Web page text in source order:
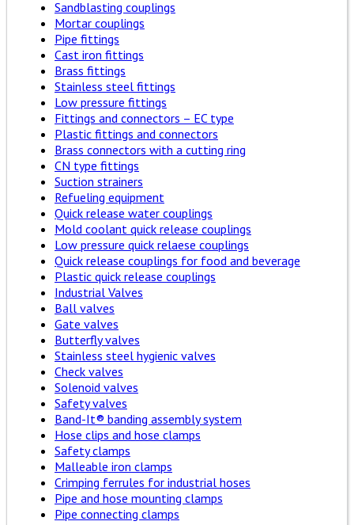
Sandblasting couplings
Mortar couplings
Pipe fittings
Cast iron fittings
Brass fittings
Stainless steel fittings
Low pressure fittings
Fittings and connectors – EC type
Plastic fittings and connectors
Brass connectors with a cutting ring
CN type fittings
Suction strainers
Refueling equipment
Quick release water couplings
Mold coolant quick release couplings
Low pressure quick relaese couplings
Quick release couplings for food and beverage
Plastic quick release couplings
Industrial Valves
Ball valves
Gate valves
Butterfly valves
Stainless steel hygienic valves
Check valves
Solenoid valves
Safety valves
Band-It® banding assembly system
Hose clips and hose clamps
Safety clamps
Malleable iron clamps
Crimping ferrules for industrial hoses
Pipe and hose mounting clamps
Pipe connecting clamps